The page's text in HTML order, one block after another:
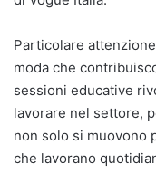
Particolare
moda che
sessioni educative
lavorare nel settore,
non solo si muovono
che lavorano